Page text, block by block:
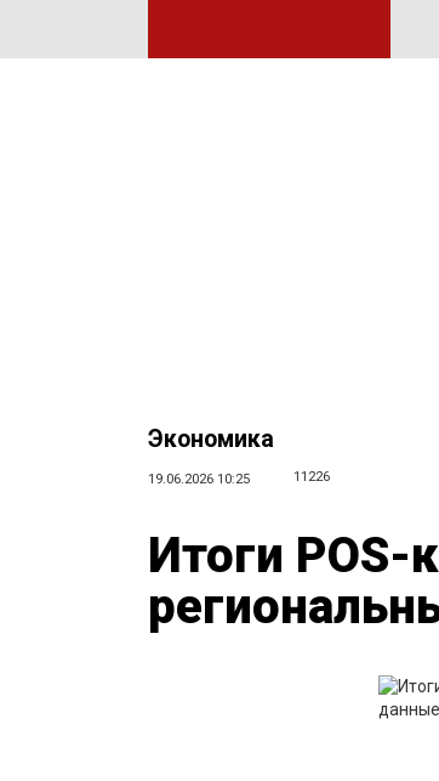
Экономика
19.06.2026 10:25 11226
Итоги POS-